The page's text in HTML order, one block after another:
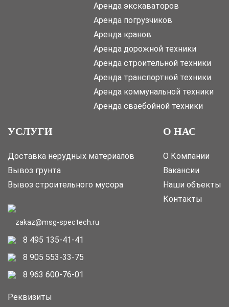
Аренда экскаваторов
Аренда погрузчиков
Аренда кранов
Аренда дорожной техники
Аренда строительной техники
Аренда транспортной техники
Аренда коммунальной техники
Аренда сваебойной техники
УСЛУГИ
Доставка нерудных материалов
Вывоз грунта
Вывоз строительного мусора
О НАС
О Компании
Вакансии
Наши объекты
Контакты
zakaz@msg-spectech.ru
8 495 135-41-41
8 905 553-33-75
8 963 600-76-01
Реквизиты